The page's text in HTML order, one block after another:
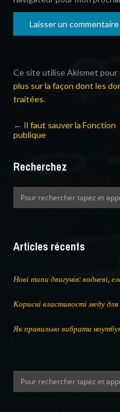
Ce site utilise Akismet
plus sur la façon dont les
traitées.
← Il faut sauver la Fonction
publique
Recherchez
Articles récents
Нові типи двигунів: водневі,
Корисні властивості меду для
Як правильно вибрати